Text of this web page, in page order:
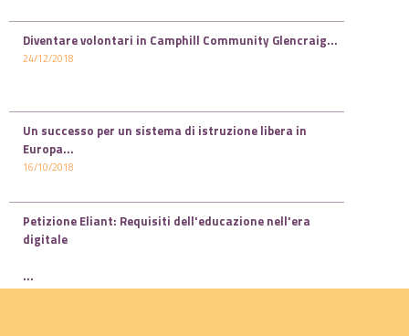
Diventare volontari in Camphill Community Glencraig...
24/12/2018
Un successo per un sistema di istruzione libera in
Europa...
16/10/2018
Petizione Eliant: Requisiti dell'educazione nell'era
digitale
...